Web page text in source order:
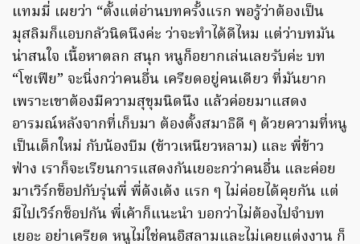
แทมมี่ เผยว่า “ตั้งแต่อ่านบทครั้งแรก พอรู้ว่าต้องเป็น
มุสลิมก็แอบกลัวนิดนึงค่ะ ว่าจะทำได้ดีไหม แต่ว่าบทมัน
น่าสนใจ เนื้อหาตลก สนุก หนูก็อยากเล่นเลยรับค่ะ บท
“โซเฟีย” จะนิ่งกว่าคนอื่น เครียดอยู่คนเดียว ที่มันยาก
เพราะเขาต้องมีความสุขุมนิดนึง แล้วค่อยมาแสดง
อารมณ์หลังจากที่เก็บมา ต้องตั้งสมาธิดี ๆ ด้วยความที่หนู
เป็นเด็กใหม่ กับน้องบีม (ข้าวเหนียวหลาม) และ พี่ข้าว
ฟ่าง เราก็จะเรียนการแสดงกันเยอะกว่าคนอื่น และค่อย
มาเวิร์กช็อปกับรุ่นพี่ พี่ด้งเด้ง แรก ๆ ไม่ค่อยได้คุยกัน แต่
มีไปเวิร์กช็อปกัน พี่เค้าก็แนะนำ บอกว่าไม่ต้องไปจำบท
เยอะ อย่าเครียด หนูไม่ใช่คนอิสลามและไม่เคยแต่งงาน ก็